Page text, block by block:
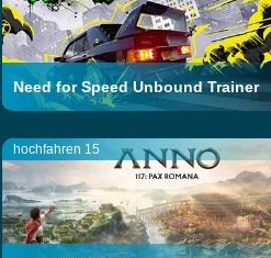
Need for Speed Unbound Trainer
hochfahren 15